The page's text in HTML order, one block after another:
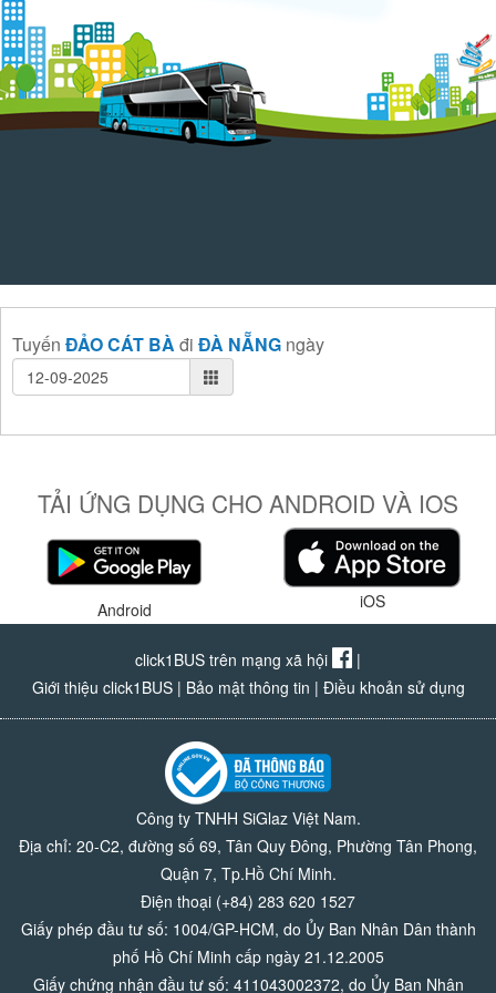
Tuyến ĐẢO CÁT BÀ đi ĐÀ NẴNG ngày
TẢI ỨNG DỤNG CHO ANDROID VÀ IOS
Android iOS
click1BUS trên mạng xã hội
|
Giới thiệu click1BUS| Bảo mật thông tin | Điều khoản sử dụng
Công ty TNHH SiGlaz Việt Nam.
Địa chỉ: 20-C2, đường số 69, Tân Quy Đông, Phường Tân Phong,
Quận 7, Tp.Hồ Chí Minh.
Điện thoại (+84) 283 620 1527
Giấy phép đầu tư số: 1004/GP-HCM, do Ủy Ban Nhân Dân thành
phố Hồ Chí Minh cấp ngày 21.12.2005
Giấy chứng nhận đầu tư số: 411043002372, do Ủy Ban Nhân